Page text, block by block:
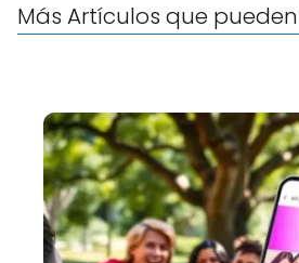
Más Artículos que